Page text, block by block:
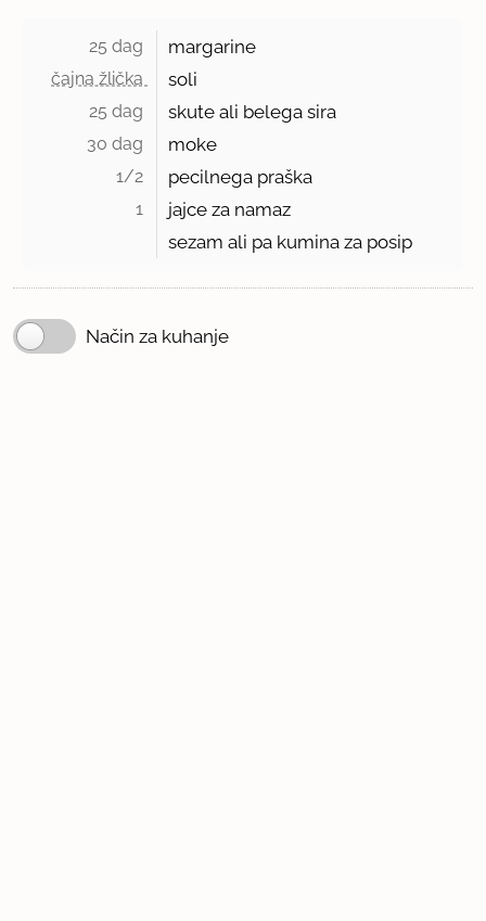
25 dag margarine
čajna žlička soli
25 dag skute ali belega sira
30 dag moke
1/2 pecilnega praška
1
jajce za namaz
sezam ali pa kumina za posip
Način za kuhanje